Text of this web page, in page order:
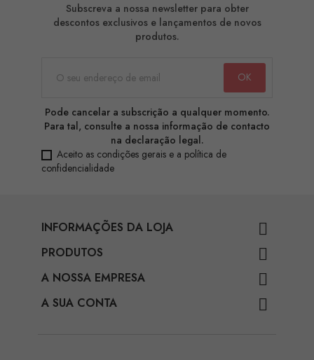
Subscreva a nossa newsletter para obter
descontos exclusivos e lançamentos de novos
produtos.
Pode cancelar a subscrição a qualquer momento.
Para tal, consulte a nossa informação de contacto
na declaração legal.
Aceito as condições gerais e a política de
confidencialidade
INFORMAÇÕES DA LOJA 
PRODUTOS 
A NOSSA EMPRESA 
A SUA CONTA 